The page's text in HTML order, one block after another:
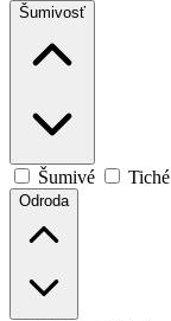
Šumivosť
Šumivé Tiché
Odroda